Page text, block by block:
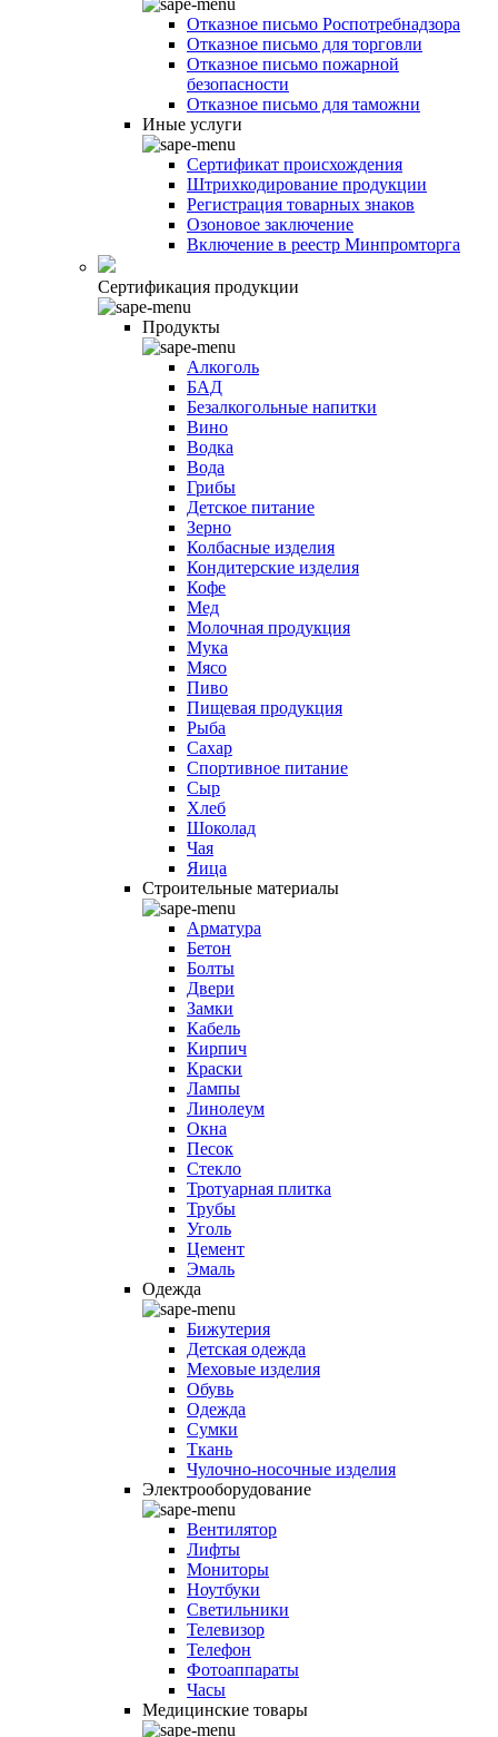
Отказное письмо Роспотребнадзора
Отказное письмо для торговли
Отказное письмо пожарной
безопасности
Отказное письмо для таможни
Иные услуги
Сертификат происхождения
Штрихкодирование продукции
Регистрация товарных знаков
Озоновое заключение
Включение в реестр Минпромторга
Сертификация продукции
Продукты
Алкоголь
БАД
Безалкогольные напитки
Вино
Водка
Вода
Грибы
Детское питание
Зерно
Колбасные изделия
Кондитерские изделия
Кофе
Мед
Молочная продукция
Мука
Мясо
Пиво
Пищевая продукция
Рыба
Сахар
Спортивное питание
Сыр
Хлеб
Шоколад
Чая
Яица
Строительные материалы
Арматура
Бетон
Болты
Двери
Замки
Кабель
Кирпич
Краски
Лампы
Линолеум
Окна
Песок
Стекло
Тротуарная плитка
Трубы
Уголь
Цемент
Эмаль
Одежда
Бижутерия
Детская одежда
Меховые изделия
Обувь
Одежда
Сумки
Ткань
Чулочно-носочные изделия
Электрооборудование
Вентилятор
Лифты
Мониторы
Ноутбуки
Светильники
Телевизор
Телефон
Фотоаппараты
Часы
Медицинские товары